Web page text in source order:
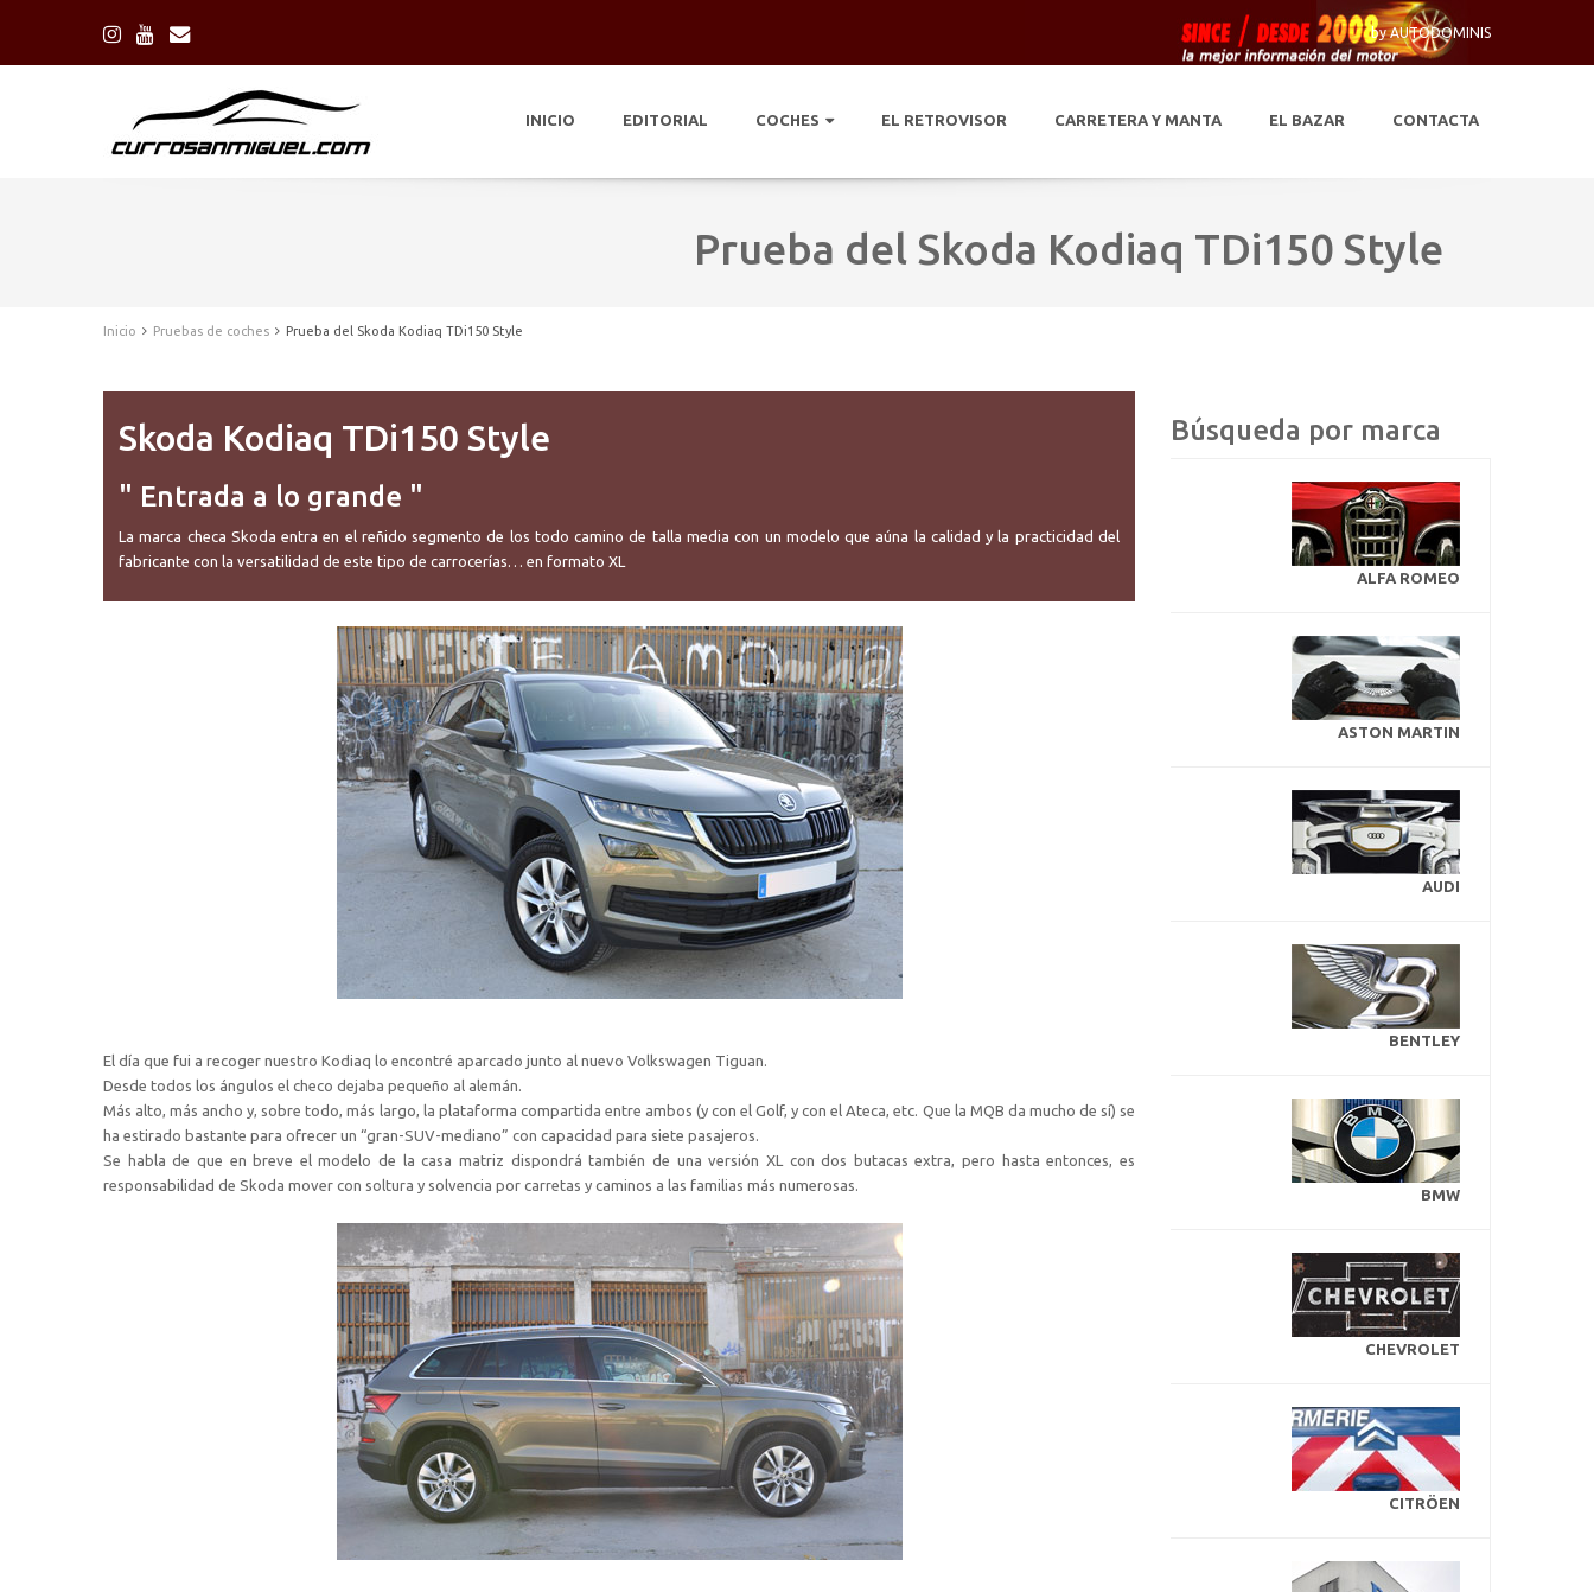
by AUTODOMINIS
INICIO EDITORIAL COCHES EL RETROVISOR CARRETERA Y MANTA EL BAZAR CONTACTA
Prueba del Skoda Kodiaq TDi150 Style
Inicio Pruebas de coches Prueba del Skoda Kodiaq TDi150 Style
Skoda Kodiaq TDi150 Style
" Entrada a lo grande "
La marca checa Skoda entra en el reñido segmento de los todo camino de talla media con un modelo que aúna la calidad y la practicidad del
fabricante con la versatilidad de este tipo de carrocerías… en formato XL
El día que fui a recoger nuestro Kodiaq lo encontré aparcado junto al nuevo Volkswagen Tiguan.
Desde todos los ángulos el checo dejaba pequeño al alemán.
Más alto, más ancho y, sobre todo, más largo, la plataforma compartida entre ambos (y con el Golf, y con el Ateca, etc. Que la MQB da mucho de sí) se
ha estirado bastante para ofrecer un “gran-SUV-mediano” con capacidad para siete pasajeros.
Se habla de que en breve el modelo de la casa matriz dispondrá también de una versión XL con dos butacas extra, pero hasta entonces, es
responsabilidad de Skoda mover con soltura y solvencia por carretas y caminos a las familias más numerosas.
Búsqueda por marca
ALFA ROMEO
ASTON MARTIN
AUDI
BENTLEY
BMW
CHEVROLET
CITRÖEN